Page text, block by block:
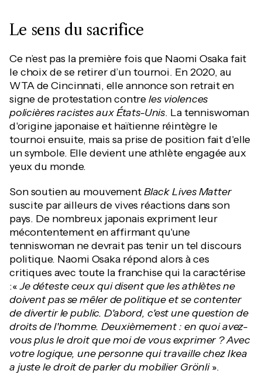
Le sens du sacrifice
Ce n’est pas la première fois que Naomi Osaka fait
le choix de se retirer d’un tournoi. En 2020, au
WTA de Cincinnati, elle annonce son retrait en
signe de protestation contreles violences
policières racistes aux États-Unis. La tenniswoman
d'origine japonaise et haïtienne réintègre le
tournoi ensuite, mais sa prise de position fait d'elle
un symbole. Elle devient une athlète engagée aux
yeux du monde.
Son soutien au mouvementBlack Lives Matter
suscite par ailleurs de vives réactions dans son
pays. De nombreux japonais expriment leur
mécontentement en affirmant qu'une
tenniswoman ne devrait pas tenir un tel discours
politique. Naomi Osaka répond alors à ces
critiques avec toute la franchise qui la caractérise
:«Je déteste ceux qui disent que les athlètes ne
doivent pas se mêler de politique et se contenter
de divertir le public. D'abord, c'est une question de
droits de l'homme. Deuxièmement : en quoi avez-
vous plus le droit que moi de vous exprimer ? Avec
votre logique, une personne qui travaille chez Ikea
a juste le droit de parler du mobilier Grönli».